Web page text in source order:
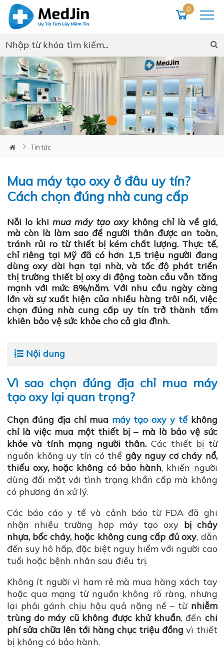
0
Loading...
Tin tức
Mua máy tạo oxy ở đâu uy tín?
Cách chọn đúng nhà cung cấp
Nỗi lo khi mua máy tạo oxykhông chỉ là về giá,
mà còn là làm sao để người thân được an toàn,
tránh rủi ro từ thiết bị kém chất lượng. Thực tế,
chỉ riêng tại Mỹ đã có hơn 1,5 triệu người đang
dùng oxy dài hạn tại nhà, và tốc độ phát triển
thị trường thiết bị oxy di động toàn cầu vẫn tăng
mạnh với mức 8%/năm. Với nhu cầu ngày càng
lớn và sự xuất hiện của nhiều hàng trôi nổi, việc
chọn đúng nhà cung cấp uy tín trở thành tấm
khiên bảo vệ sức khỏe cho cả gia đình.
Nội dung
Vì sao chọn đúng địa chỉ mua máy
tạo oxy lại quan trọng?
Chọn đúng địa chỉ mua máy tạo oxy y tếkhông
chỉ là việc mua một thiết bị – mà là bảo vệ sức
khỏe và tính mạng người thân. Các thiết bị từ
nguồn không uy tín có thể gây nguy cơ cháy nổ,
thiếu oxy, hoặc không có bảo hành, khiến người
dùng đối mặt với tình trạng khẩn cấp mà không
có phương án xử lý.
Các báo cáo y tế và cảnh báo từ FDA đã ghi
nhận nhiều trường hợp máy tạo oxy bị chảy
nhựa, bốc cháy, hoặc không cung cấp đủ oxy, dẫn
đến suy hô hấp, đặc biệt nguy hiểm với người cao
tuổi hoặc bệnh nhân sau điều trị.
Không ít người vì ham rẻ mà mua hàng xách tay
hoặc qua mạng từ nguồn không rõ ràng, nhưng
lại phải gánh chịu hậu quả nặng nề – từ nhiễm
trùng do máy cũ không được khử khuẩn, đến chi
phí sửa chữa lên tới hàng chục triệu đồng vì thiết
bị không có bảo hành.